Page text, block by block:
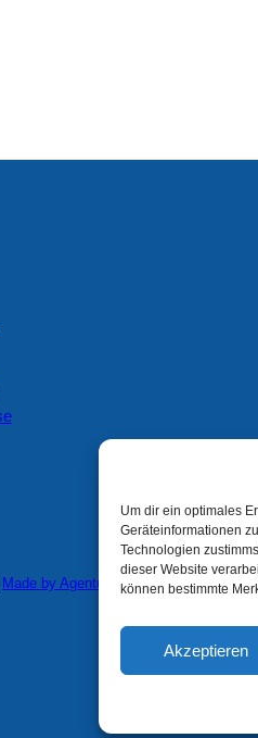
Um dir ein optimales
Geräteinformationen
Technologien
dieser Website
können bestimmte
Akzeptieren
Made by Agentur MARS.